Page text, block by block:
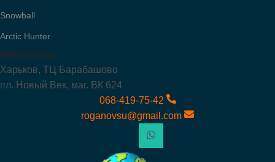
Snowball
Arctic Hunter
Контакты:
Харьков, ТЦ Барабашово
пл. Новый Век, маг. ВК 624
068-419-75-42
roganovsu@gmail.com